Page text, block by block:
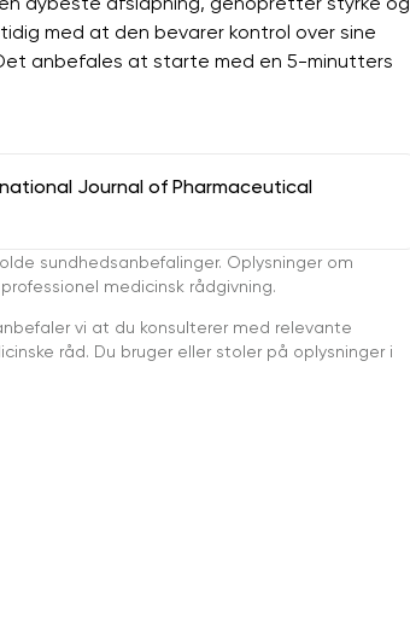
med at den bevarer kontrol over sine
anbefales at starte med en 5-minutters
Journal of Pharmaceutical
sundhedsanbefalinger. Oplysninger om
medicinsk rådgivning.
vi at du konsulterer med relevante
råd. Du bruger eller stoler på oplysninger i